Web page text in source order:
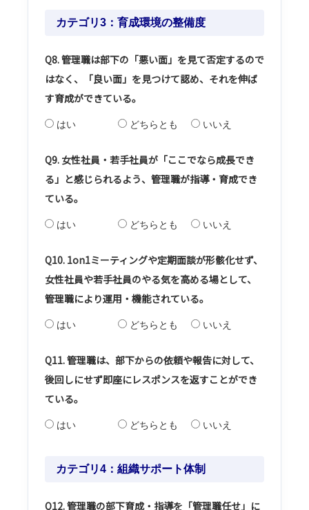
カテゴリ3：育成環境の整備度
Q8. 管理職は部下の「悪い面」を見て否定するので
はなく、「良い面」を見つけて認め、それを伸ば
す育成ができている。
はい どちらとも いいえ
Q9. 女性社員・若手社員が「ここでなら成長でき
る」と感じられるよう、管理職が指導・育成でき
ている。
はい どちらとも いいえ
Q10. 1on1ミーティングや定期面談が形骸化せず、
女性社員や若手社員のやる気を高める場として、
管理職により運用・機能されている。
はい どちらとも いいえ
Q11. 管理職は、部下からの依頼や報告に対して、
後回しにせず即座にレスポンスを返すことができ
ている。
はい どちらとも いいえ
カテゴリ4：組織サポート体制
Q12. 管理職の部下育成・指導を「管理職任せ」に